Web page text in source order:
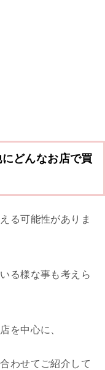
どんなお店で買
る可能性がありま
る様な事も考えら
を中心に、
わせてご紹介して